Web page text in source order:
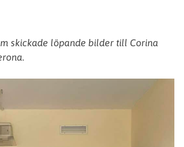
skickade löpande bilder till Corina